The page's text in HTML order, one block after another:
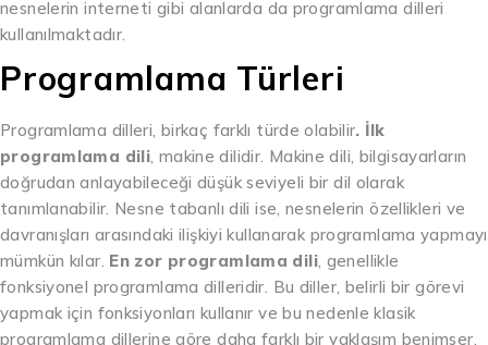
nesnelerin interneti gibi alanlarda da programlama dilleri
kullanılmaktadır.
Programlama Türleri
Programlama dilleri, birkaç farklı türde olabilir. İlk
programlama dili, makine dilidir. Makine dili, bilgisayarların
doğrudan anlayabileceği düşük seviyeli bir dil olarak
tanımlanabilir. Nesne tabanlı dili ise, nesnelerin özellikleri ve
davranışları arasındaki ilişkiyi kullanarak programlama yapmayı
mümkün kılar. En zor programlama dili, genellikle
fonksiyonel programlama dilleridir. Bu diller, belirli bir görevi
yapmak için fonksiyonları kullanır ve bu nedenle klasik
programlama dillerine göre daha farklı bir yaklaşım benimser.